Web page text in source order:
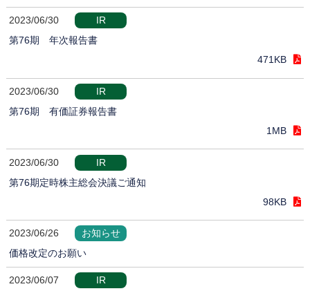
2023/06/30
IR
第76期 年次報告書
471KB
2023/06/30
IR
第76期 有価証券報告書
1MB
2023/06/30
IR
第76期定時株主総会決議ご通知
98KB
2023/06/26
お知らせ
価格改定のお願い
2023/06/07
IR